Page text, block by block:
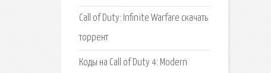
Call of Duty: Infinite Warfare скачать
торрент
Коды на Call of Duty 4: Modern